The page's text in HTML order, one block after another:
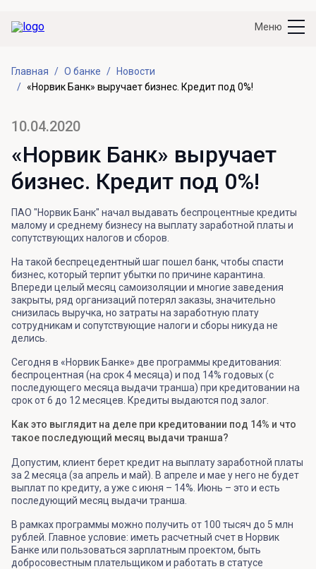
Меню
Главная О банке
Новости
«Норвик Банк» выручает бизнес. Кредит под 0%!
10.04.2020
«Норвик Банк» выручает
бизнес. Кредит под 0%!
ПАО "Норвик Банк" начал выдавать беспроцентные кредиты
малому и среднему бизнесу на выплату заработной платы и
сопутствующих налогов и сборов.
На такой беспрецедентный шаг пошел банк, чтобы спасти
бизнес, который терпит убытки по причине карантина.
Впереди целый месяц самоизоляции и многие заведения
закрыты, ряд организаций потерял заказы, значительно
снизилась выручка, но затраты на заработную плату
сотрудникам и сопутствующие налоги и сборы никуда не
делись.
Сегодня в «Норвик Банке» две программы кредитования:
беспроцентная (на срок 4 месяца) и под 14% годовых (с
последующего месяца выдачи транша) при кредитовании на
срок от 6 до 12 месяцев. Кредиты выдаются под залог.
Как это выглядит на деле при кредитовании под 14% и что
такое последующий месяц выдачи транша?
Допустим, клиент берет кредит на выплату заработной платы
за 2 месяца (за апрель и май). В апреле и мае у него не будет
выплат по кредиту, а уже с июня – 14%. Июнь – это и есть
последующий месяц выдачи транша.
В рамках программы можно получить от 100 тысяч до 5 млн
рублей. Главное условие: иметь расчетный счет в Норвик
Банке или пользоваться зарплатным проектом, быть
добросовестным плательщиком и работать в статусе